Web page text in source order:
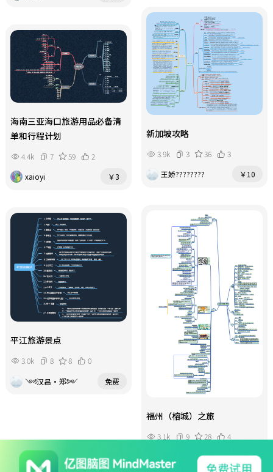
新加坡攻略
3.9k 3 36
3
王娇????????
￥10
海南三亚海口旅游用品必备清
单和行程计划
4.4k 7 59
2
xaioyi
￥3
福州（榕城）之旅
3.1k 9 28
4
￥3
平江旅游景点
3.0k 8 8
0
༺汉昌·郑༻
免费